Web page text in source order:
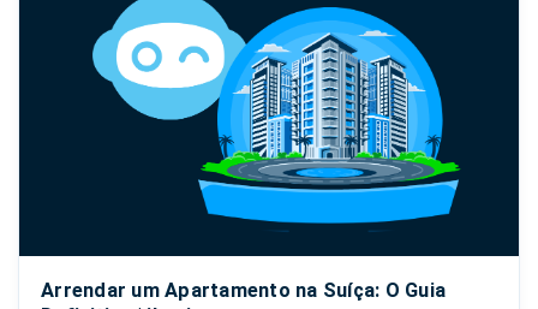
Arrendar um Apartamento na Suíça: O Guia